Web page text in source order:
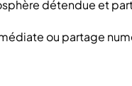
détendue et
ou partage